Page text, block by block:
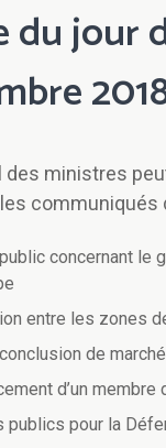
du jour
des ministres
communiqués
concernant le
entre les zones
de
d’un
publics pour la